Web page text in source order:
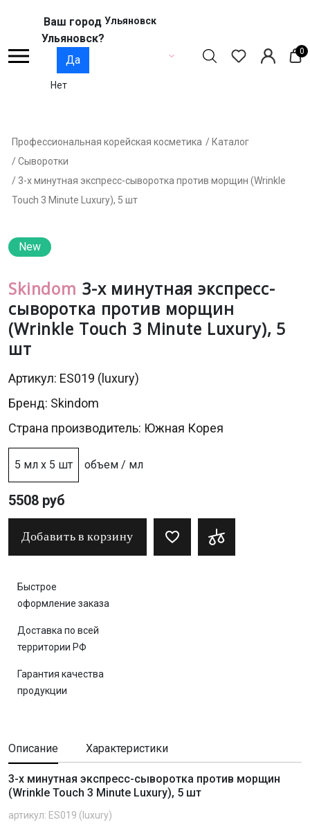
Ваш город
Ульяновск?
Да
Нет
Ульяновск
0
Профессиональная корейская косметика / Каталог
/ Сыворотки
/ 3-х минутная экспресс-сыворотка против морщин (Wrinkle
Touch 3 Minute Luxury), 5 шт
New
Skindom 3-х минутная экспресс-
сыворотка против морщин
(Wrinkle Touch 3 Minute Luxury), 5
шт
Артикул: ES019 (luxury)
Бренд: Skindom
Страна производитель: Южная Корея
5 мл х 5 шт объем / мл
5508 руб
Добавить в корзину
Быстрое
оформление заказа
Доставка по всей
территории РФ
Гарантия качества
продукции
Описание Характеристики
3-х минутная экспресс-сыворотка против морщин
(Wrinkle Touch 3 Minute Luxury), 5 шт
артикул: ES019 (luxury)